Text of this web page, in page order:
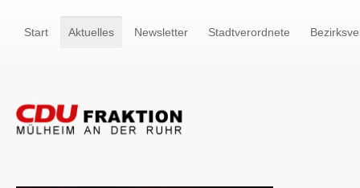
Start Aktuelles Newsletter Stadtverordnete